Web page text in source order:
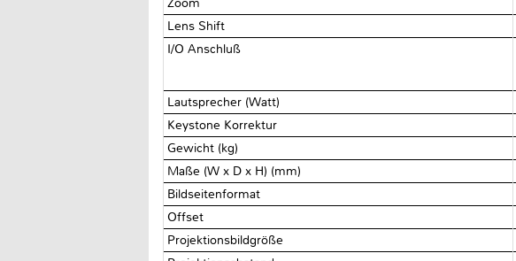
Lens Shift
I/O Anschluß
Lautsprecher (Watt)
Keystone Korrektur
Gewicht (kg)
Maße (W x D x H) (mm)
Bildseitenformat
Offset
Projektionsbildgröße